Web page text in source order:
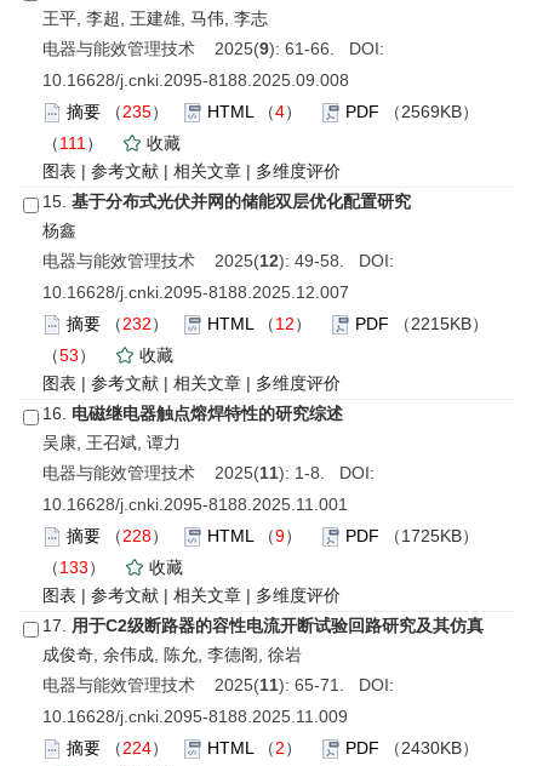
王平, 李超, 王建雄, 马伟, 李志
电器与能效管理技术 2025(9): 61-66. DOI:
10.16628/j.cnki.2095-8188.2025.09.008
摘要 （235） HTML （4） PDF （2569KB）
（111 ）
收藏
图表 | 参考文献 | 相关文章 | 多维度评价
15. 基于分布式光伏并网的储能双层优化配置研究
杨鑫
电器与能效管理技术 2025(12): 49-58. DOI:
10.16628/j.cnki.2095-8188.2025.12.007
摘要 （232） HTML （12） PDF （2215KB）
（53）
收藏
图表 | 参考文献 | 相关文章 | 多维度评价
16. 电磁继电器触点熔焊特性的研究综述
吴康, 王召斌, 谭力
电器与能效管理技术 2025(11): 1-8. DOI:
10.16628/j.cnki.2095-8188.2025.11.001
摘要 （228） HTML （9） PDF （1725KB）
（133）
收藏
图表 | 参考文献 | 相关文章 | 多维度评价
17. 用于C2级断路器的容性电流开断试验回路研究及其仿真
成俊奇, 余伟成, 陈允, 李德阁, 徐岩
电器与能效管理技术 2025(11): 65-71. DOI:
10.16628/j.cnki.2095-8188.2025.11.009
摘要 （224） HTML （2） PDF （2430KB）